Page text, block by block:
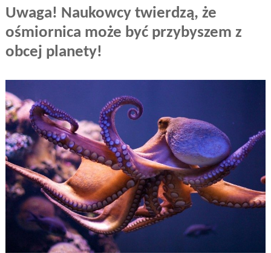
Uwaga! Naukowcy twierdzą, że
ośmiornica może być przybyszem z
obcej planety!